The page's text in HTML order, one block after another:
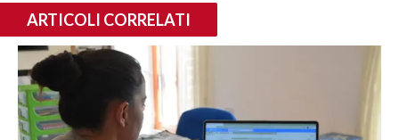
ARTICOLI CORRELATI